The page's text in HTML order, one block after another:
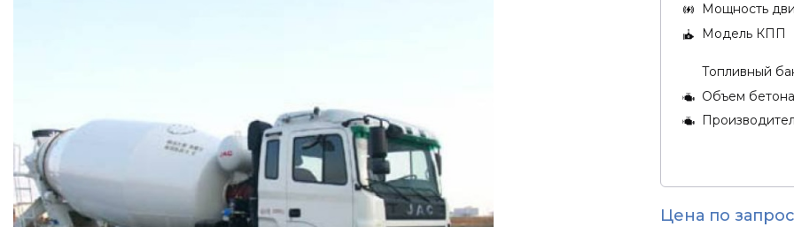
Мощность
Модель КПП
Топливный
Объем бетона
Цена по